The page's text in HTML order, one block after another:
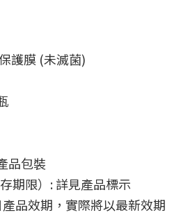
護膜 (未滅菌)
品包裝
期限）: 詳見產品標示
品效期，實際將以最新效期